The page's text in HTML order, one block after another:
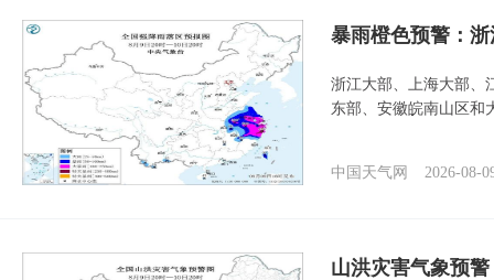
暴雨橙色预警：
浙江大部、上海大部、
东部、安徽皖南山区和
中国天气网 2026-08-
山洪灾害气象预